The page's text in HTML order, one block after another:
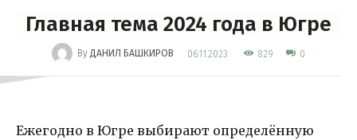
Главная тема 2024 года в Югре
By ДАНИЛ БАШКИРОВ 06.11.2023 829 0
Ежегодно в Югре выбирают определённую